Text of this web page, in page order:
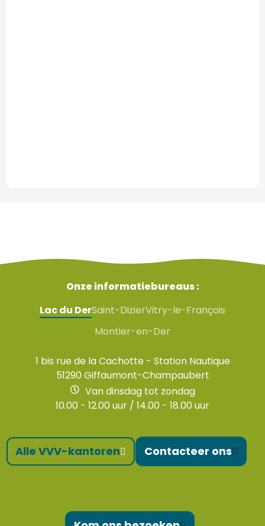
Onze informatiebureaus :
Lac du DerSaint-DizierVitry-le-François
Montier-en-Der
1 bis rue de la Cachotte - Station Nautique
51290 Giffaumont-Champaubert
Van dinsdag tot zondag
10.00 - 12.00 uur / 14.00 - 18.00 uur
Alle VVV-kantoren Contacteer ons